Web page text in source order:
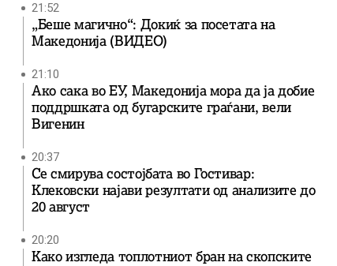
21:52
„Беше магично“: Докиќ за посетата на
Македонија (ВИДЕО)
21:10
Ако сака во ЕУ, Македонија мора да ја добие
поддршката од бугарските граѓани, вели
Вигенин
20:37
Се смирува состојбата во Гостивар:
Клековски најави резултати од анализите до
20 август
20:20
Како изгледа топлотниот бран на скопските